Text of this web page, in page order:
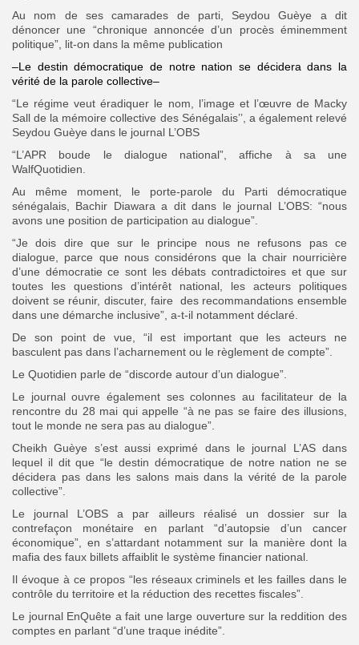
Au nom de ses camarades de parti, Seydou Guèye a dit
dénoncer une “chronique annoncée d’un procès éminemment
politique”, lit-on dans la même publication
–Le destin démocratique de notre nation se décidera dans la
vérité de la parole collective–
“Le régime veut éradiquer le nom, l’image et l’œuvre de Macky
Sall de la mémoire collective des Sénégalais’’, a également relevé
Seydou Guèye dans le journal L’OBS
“L’APR boude le dialogue national”, affiche à sa une
WalfQuotidien.
Au même moment, le porte-parole du Parti démocratique
sénégalais, Bachir Diawara a dit dans le journal L’OBS: “nous
avons une position de participation au dialogue”.
“Je dois dire que sur le principe nous ne refusons pas ce
dialogue, parce que nous considérons que la chair nourricière
d’une démocratie ce sont les débats contradictoires et que sur
toutes les questions d’intérêt national, les acteurs politiques
doivent se réunir, discuter, faire des recommandations ensemble
dans une démarche inclusive”, a-t-il notamment déclaré.
De son point de vue, “il est important que les acteurs ne
basculent pas dans l’acharnement ou le règlement de compte”.
Le Quotidien parle de “discorde autour d’un dialogue”.
Le journal ouvre également ses colonnes au facilitateur de la
rencontre du 28 mai qui appelle “à ne pas se faire des illusions,
tout le monde ne sera pas au dialogue”.
Cheikh Guèye s’est aussi exprimé dans le journal L’AS dans
lequel il dit que “le destin démocratique de notre nation ne se
décidera pas dans les salons mais dans la vérité de la parole
collective”.
Le journal L’OBS a par ailleurs réalisé un dossier sur la
contrefaçon monétaire en parlant “d’autopsie d’un cancer
économique”, en s’attardant notamment sur la manière dont la
mafia des faux billets affaiblit le système financier national.
Il évoque à ce propos “les réseaux criminels et les failles dans le
contrôle du territoire et la réduction des recettes fiscales”.
Le journal EnQuête a fait une large ouverture sur la reddition des
comptes en parlant “d’une traque inédite”.